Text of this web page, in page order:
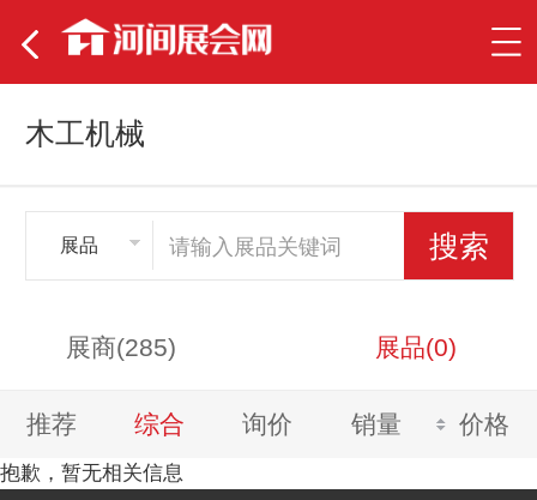
木工机械
展品
展商(285) 展品(0)
推荐 综合 询价 销量 价格
抱歉，暂无相关信息